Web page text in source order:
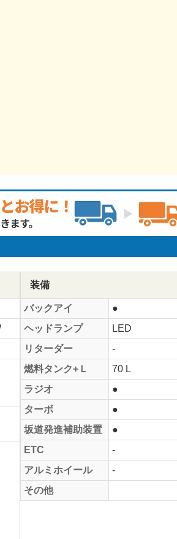
装備
バックアイ
●
ヘッドランプ
LED
リターダー
-
燃料タンク+Ｌ
70 L
ラジオ
●
ターボ
●
坂道発進補助装置
●
ETC
-
アルミホイール
-
その他